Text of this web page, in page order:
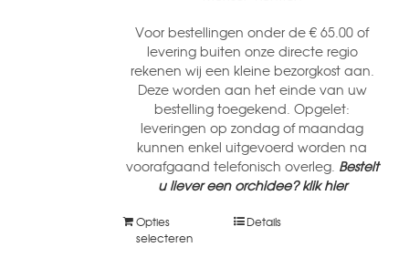
Voor bestellingen onder de € 65.00 of
levering buiten onze directe regio
rekenen wij een kleine bezorgkost aan.
Deze worden aan het einde van uw
bestelling toegekend. Opgelet:
leveringen op zondag of maandag
kunnen enkel uitgevoerd worden na
voorafgaand telefonisch overleg. Bestelt
u liever een orchidee? klik hier
Opties
selecteren
Details